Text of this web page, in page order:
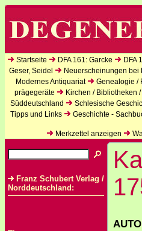
Startseite DFA 161: Garcke DFA
Geser, Seidel
Neuerscheinungen bei
Modernes Antiquariat
Genealogie /
prägegeräte
Kirchen / Bibliotheken
Süddeutschland
Schlesische
Tipps und Links
Geschichte -
Merkzettel anzeigen
Franz Schubert Verlag /
Norddeutschland: